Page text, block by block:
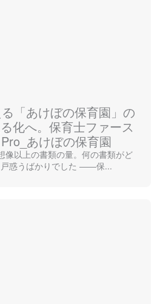
「あけぼの保育園」の
化へ。保育士ファース
あけぼの保育園
像以上の書類の量。何の書類がど
戸惑うばかりでした ――保...